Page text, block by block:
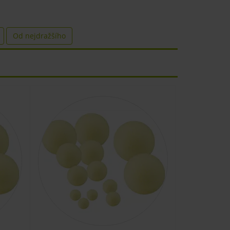
Od nejdražšího